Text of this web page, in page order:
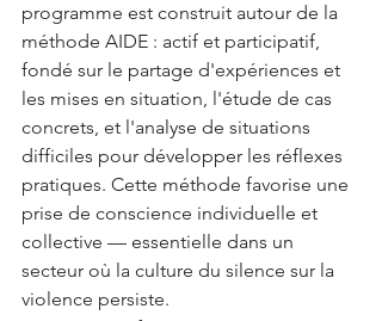
programme est construit autour de la
méthode AIDE : actif et participatif,
fondé sur le partage d'expériences et
les mises en situation, l'étude de cas
concrets, et l'analyse de situations
difficiles pour développer les réflexes
pratiques. Cette méthode favorise une
prise de conscience individuelle et
collective — essentielle dans un
secteur où la culture du silence sur la
violence persiste.